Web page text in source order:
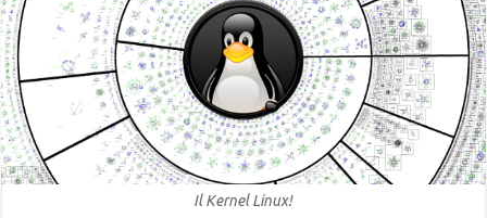
Il Kernel Linux!